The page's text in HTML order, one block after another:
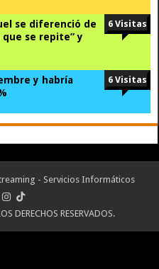
se diferenció de
se repite” y
6 Visitas
y habría
6 Visitas
- Servicios Informáticos
DERECHOS RESERVADOS.